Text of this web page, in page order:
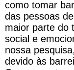
como tomar
das pessoas
maior parte do
social e
nossa
devido às